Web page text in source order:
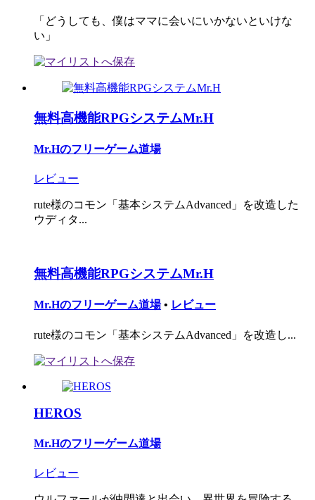
「どうしても、僕はママに会いにいかないといけな
い」
無料高機能RPGシステムMr.H
Mr.Hのフリーゲーム道場
レビュー
rute様のコモン「基本システムAdvanced」を改造した
ウディタ...
無料高機能RPGシステムMr.H
Mr.Hのフリーゲーム道場 • レビュー
rute様のコモン「基本システムAdvanced」を改造し...
HEROS
Mr.Hのフリーゲーム道場
レビュー